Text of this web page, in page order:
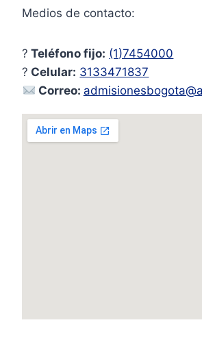
Medios de contacto:
? Teléfono fijo: (1)7454000
? Celular: 3133471837
Correo: